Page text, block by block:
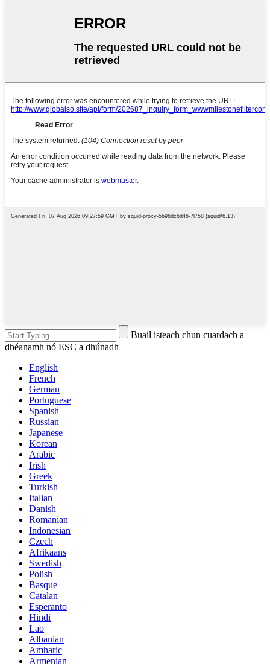
Buail isteach chun cuardach a
dhéanamh nó ESC a dhúnadh
English
French
German
Portuguese
Spanish
Russian
Japanese
Korean
Arabic
Irish
Greek
Turkish
Italian
Danish
Romanian
Indonesian
Czech
Afrikaans
Swedish
Polish
Basque
Catalan
Esperanto
Hindi
Lao
Albanian
Amharic
Armenian